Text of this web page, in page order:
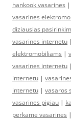
hankook vasarines |
vasarines
diziausias
vasarines internetu |
elektromobiliams |
vasarines internetu |
internetu |
internetu | vasaros
vasarines pigiau |
perkame vasarines |